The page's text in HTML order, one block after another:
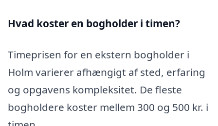
Hvad koster en bogholder i timen?
Timeprisen for en ekstern bogholder i
Holm varierer afhængigt af sted, erfaring
og opgavens kompleksitet. De fleste
bogholdere koster mellem 300 og 500 kr. i